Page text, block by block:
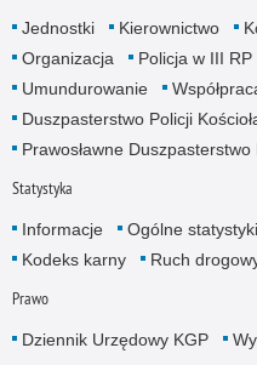
Jednostki Kierownictwo
Organizacja
Policja w III RP
Umundurowanie
Duszpasterstwo Policji
Prawosławne Duszpasterstwo
Statystyka
Informacje Ogólne statystyki
Kodeks karny
Ruch
Prawo
Dziennik Urzędowy KGP